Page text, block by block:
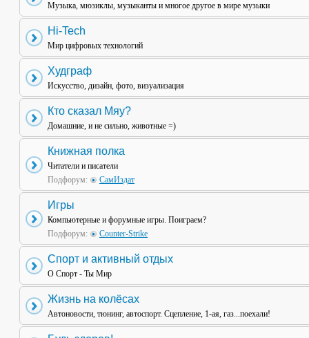
Музыка, мюзиклы, музыканты и многое другое в мире музыки
Hi-Tech
Мир цифровых технологий
Худграф
Искусство, дизайн, фото, визуализация
Кто сказал Мяу?
Домашние, и не сильно, животные =)
Книжная полка
Читатели и писатели
Подфорум:
СамИздат
Игры
Компьютерные и форумные игры. Поиграем?
Подфорум:
Counter-Strike
Спорт и активный отдых
О Спорт - Ты Мир
Жизнь на колёсах
Автоновости, тюнинг, автоспорт. Сцепление, 1-ая, газ...поехали!